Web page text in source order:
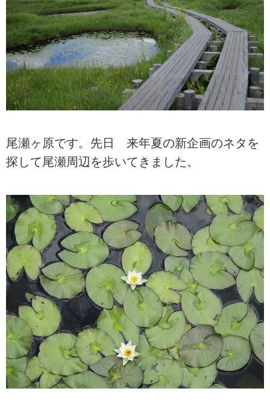
尾瀬ヶ原です。先日 来年夏の新企画のネタを
探して尾瀬周辺を歩いてきました。